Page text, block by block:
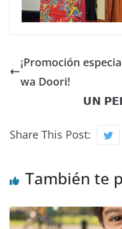
¡Promoción
wa Doori!
𝗨𝗡
Share This Post:
También te